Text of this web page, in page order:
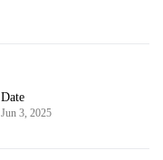
Date
Jun 3, 2025